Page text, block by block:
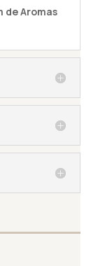
de Aromas